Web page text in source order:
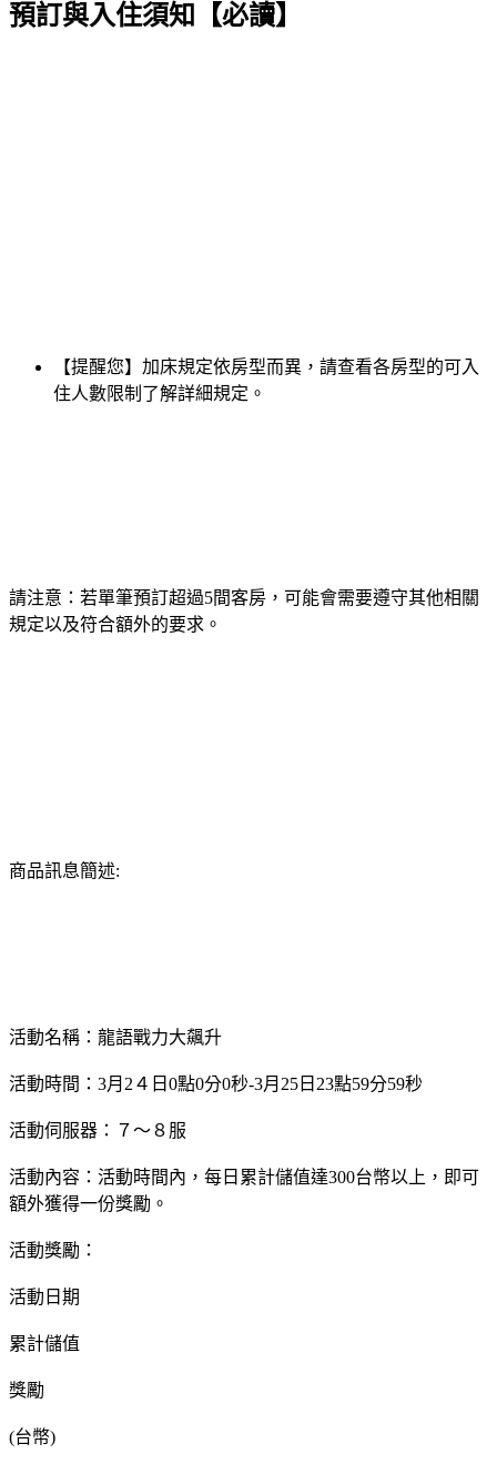
預訂與入住須知【必讀】
【提醒您】加床規定依房型而異，請查看各房型的可入
住人數限制了解詳細規定。
請注意：若單筆預訂超過5間客房，可能會需要遵守其他相關
規定以及符合額外的要求。
商品訊息簡述:
活動名稱：龍語戰力大飆升
活動時間：3月2４日0點0分0秒-3月25日23點59分59秒
活動伺服器：７～８服
活動內容：活動時間內，每日累計儲值達300台幣以上，即可
額外獲得一份獎勵。
活動獎勵：
活動日期
累計儲值
獎勵
(台幣)